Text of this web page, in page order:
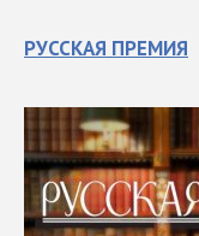
РУССКАЯ ПРЕМИЯ